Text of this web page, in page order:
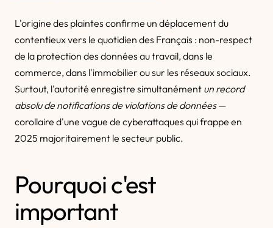
L'origine des plaintes confirme un déplacement du
contentieux vers le quotidien des Français : non-respect
de la protection des données au travail, dans le
commerce, dans l'immobilier ou sur les réseaux sociaux.
Surtout, l'autorité enregistre simultanément un record
absolu de notifications de violations de données—
corollaire d'une vague de cyberattaques qui frappe en
2025 majoritairement le secteur public.
Pourquoi c'est
important